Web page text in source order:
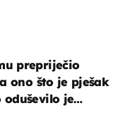
prepriječio
ono što je pješak
oduševilo je